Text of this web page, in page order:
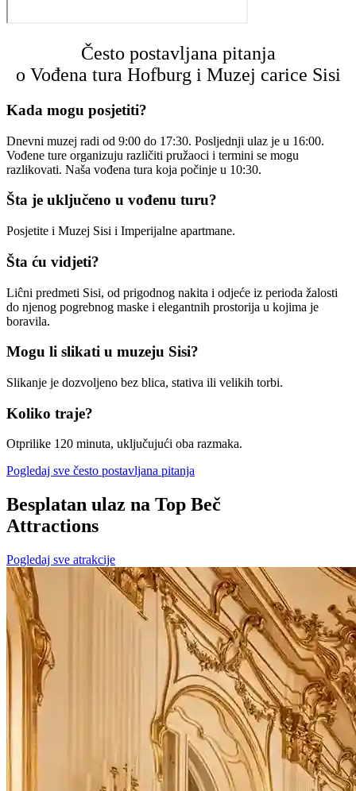
Često postavljana pitanja
o Vođena tura Hofburg i Muzej carice Sisi
Kada mogu posjetiti?
Dnevni muzej radi od 9:00 do 17:30. Posljednji ulaz je u 16:00.
Vođene ture organizuju različiti pružaoci i termini se mogu
razlikovati. Naša vođena tura koja počinje u 10:30.
Šta je uključeno u vođenu turu?
Posjetite i Muzej Sisi i Imperijalne apartmane.
Šta ću vidjeti?
Liĉni predmeti Sisi, od prigodnog nakita i odjeće iz perioda žalosti
do njenog pogrebnog maske i elegantnih prostorija u kojima je
boravila.
Mogu li slikati u muzeju Sisi?
Slikanje je dozvoljeno bez blica, stativa ili velikih torbi.
Koliko traje?
Otprilike 120 minuta, uključujući oba razmaka.
Pogledaj sve često postavljana pitanja
Besplatan ulaz na Top Beč
Attractions
Pogledaj sve atrakcije